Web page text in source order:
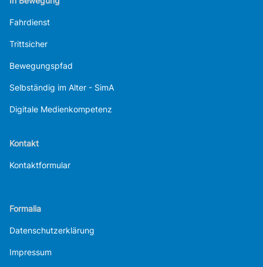
Fahrdienst
Trittsicher
Bewegungspfad
Selbständig im Alter - SimA
Digitale Medienkompetenz
Kontakt
Kontaktformular
Formalia
Datenschutzerklärung
Impressum